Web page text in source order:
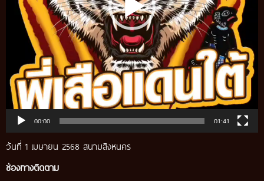
00:00 01:41
วันที่ 1 เมษายน 2568 สนามสิงหนคร
ช่องทางติดตาม